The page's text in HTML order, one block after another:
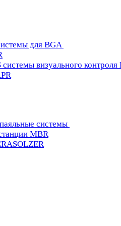
для BGA
системы визуального контроля
системы
MBR